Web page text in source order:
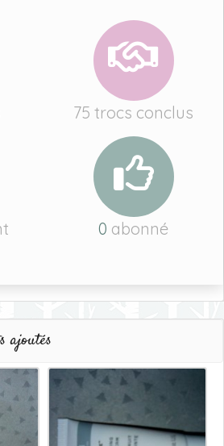
75 trocs conclus
0 abonné
ajoutés